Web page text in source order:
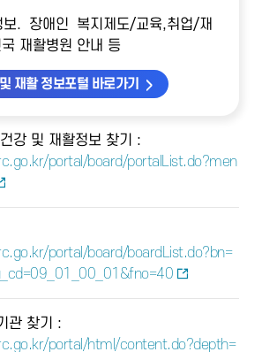
보. 장애인 복지제도/교육,취업/재
재활병원 안내 등
재활 정보포털 바로가기
강 및 재활정보 찾기 :
portal/board/portalList.do?men
portal/board/boardList.do?bn=
관 찾기 :
portal/html/content.do?depth=